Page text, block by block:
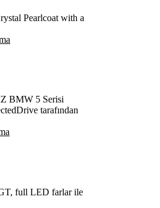
Pearlcoat with a
BMW 5 Serisi
tarafından
full LED farlar ile